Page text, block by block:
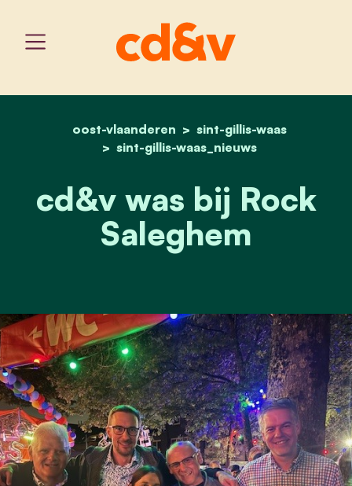
home
oost-vlaanderen
sint-gillis-waas
sint-gillis-waas_nieuws
cd&v was bij rock
cd&v was bij Rock
Saleghem